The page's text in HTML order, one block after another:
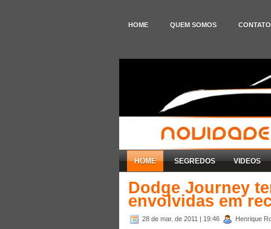
HOME QUEM SOMOS CONTATO
HOME SEGREDOS VIDEOS
Dodge Journey
envolvidas em
28 de mar. de 2011 | 19:46 Henrique